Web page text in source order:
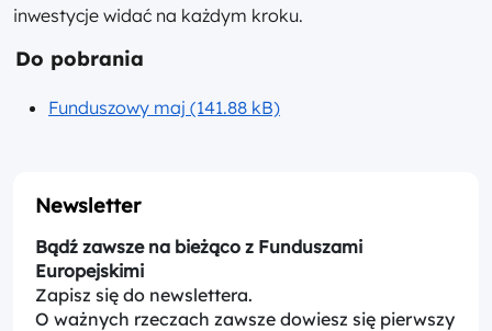
inwestycje widać na każdym kroku.
Do pobrania
Funduszowy maj (141.88 kB)
Newsletter
Bądź zawsze na bieżąco z Funduszami
Europejskimi
Zapisz się do newslettera.
O ważnych rzeczach zawsze dowiesz się pierwszy